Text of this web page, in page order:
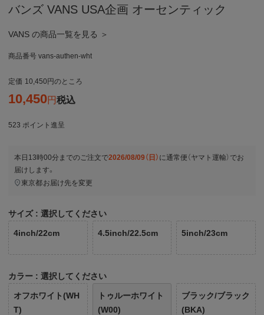
バンズ VANS USA企画 オーセンティック
VANS の商品一覧を見る ＞
商品番号 vans-authen-wht
定価 10,450 のところ
10,450 税込
523 ポイント進呈
本日 13時00分 までのご注文で2026/08/09（日） に通常便（ヤマト運輸） でお
届けします。
東京都お届け先を変更
サイズ 選択してください
4inch/22cm 4.5inch/22.5cm 5inch/23cm
カラー 選択してください
オフホワイト(WH
T)
トゥルーホワイト
(W00)
ブラック/ブラック
(BKA)